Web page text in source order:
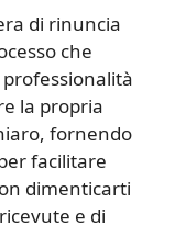
di rinuncia
che
la propria
fornendo
facilitare
dimenticarti
e di